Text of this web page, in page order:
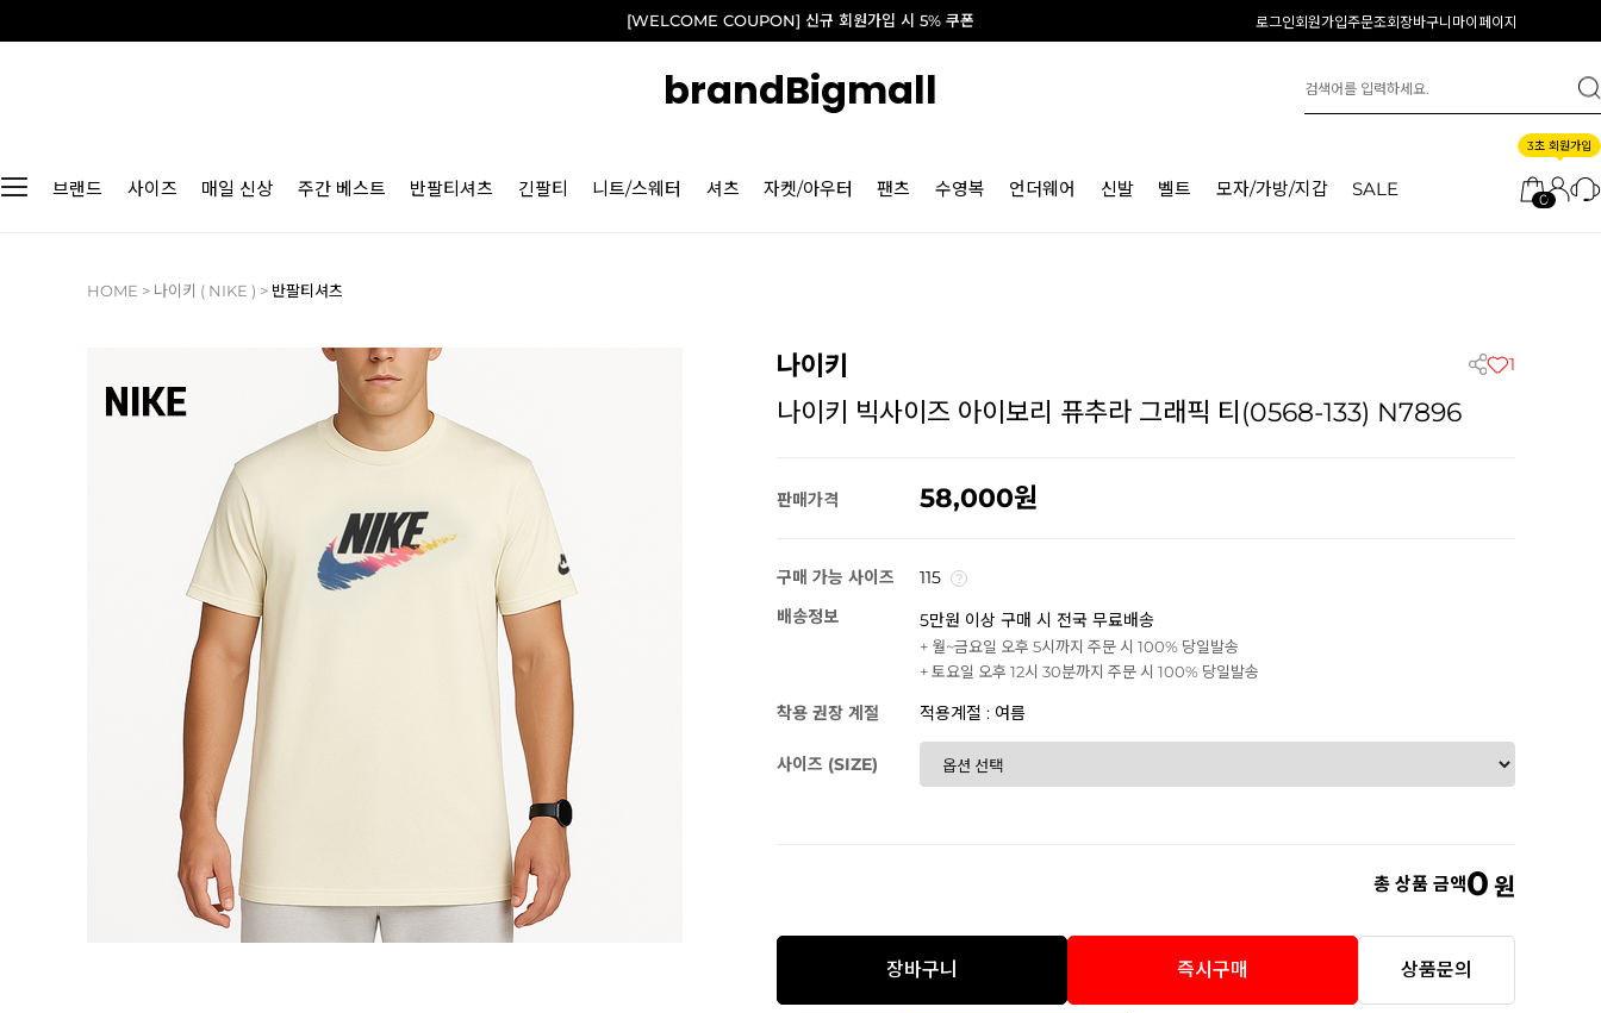
[WELCOME COUPON] 신규 회원가입 시 5% 쿠폰 로그인회원가입주문조회장바구니 마이페이지
brandBigmall
브랜드 사이즈 매일 신상 주간 베스트 반팔티셔츠 긴팔티 니트/스웨터 셔츠 자켓/아우터 팬츠 수영복 언더웨어 신발 벨트 모자/가방/지갑 SALE 0
3초 회원가입
HOME > 나이키 ( NIKE ) > 반팔티셔츠
나이키 1
나이키 빅사이즈 아이보리 퓨추라 그래픽 티(0568-133) N7896
판매가격 58,000
구매 가능 사이즈
115
배송정보
5만원 이상 구매 시 전국 무료배송
+ 월~금요일 오후 5시까지 주문 시 100% 당일발송
+ 토요일 오후 12시 30분까지 주문 시 100% 당일발송
착용 권장 계절 적용계절 : 여름
사이즈 (SIZE)
총 상품 금액0 원
장바구니 즉시구매 상품문의